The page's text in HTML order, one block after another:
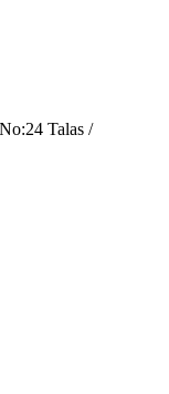
Talas /